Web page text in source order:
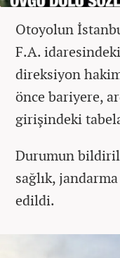
Otoyolun
F.A.
direksiyon
önce bariyere,
girişindeki
Durumun
sağlık,
edildi.